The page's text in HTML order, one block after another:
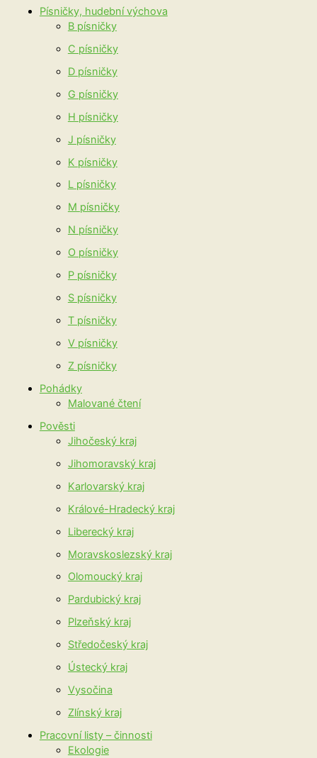
Písničky, hudební výchova
B písničky
C písničky
D písničky
G písničky
H písničky
J písničky
K písničky
L písničky
M písničky
N písničky
O písničky
P písničky
S písničky
T písničky
V písničky
Z písničky
Pohádky
Malované čtení
Pověsti
Jihočeský kraj
Jihomoravský kraj
Karlovarský kraj
Králové-Hradecký kraj
Liberecký kraj
Moravskoslezský kraj
Olomoucký kraj
Pardubický kraj
Plzeňský kraj
Středočeský kraj
Ústecký kraj
Vysočina
Zlínský kraj
Pracovní listy – činnosti
Ekologie